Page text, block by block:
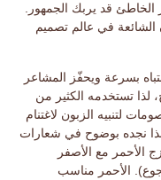
الخاطئ قد يربك الجمهور.
في عالم تصميم
بسرعة ويحفّز المشاعر
لذا تستخدمه الكثير من
لتنبيه الزبون لاغتنام
نجده بوضوح في شعارات
الأحمر مع الأصفر
الأحمر مناسب